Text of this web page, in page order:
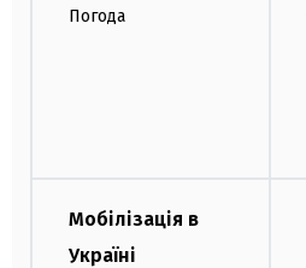
Погода
Мобілізація в
Україні